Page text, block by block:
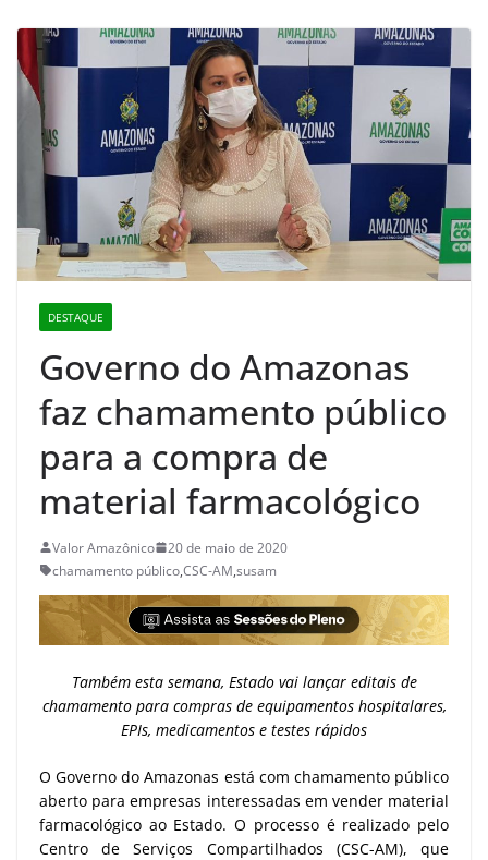
DESTAQUE
Governo do Amazonas
faz chamamento público
para a compra de
material farmacológico
Valor Amazônico
20 de maio de 2020
chamamento público,CSC-AM,susam
Também esta semana, Estado vai lançar editais de
chamamento para compras de equipamentos hospitalares,
EPIs, medicamentos e testes rápidos
O Governo do Amazonas está com chamamento público
aberto para empresas interessadas em vender material
farmacológico ao Estado. O processo é realizado pelo
Centro de Serviços Compartilhados (CSC-AM), que